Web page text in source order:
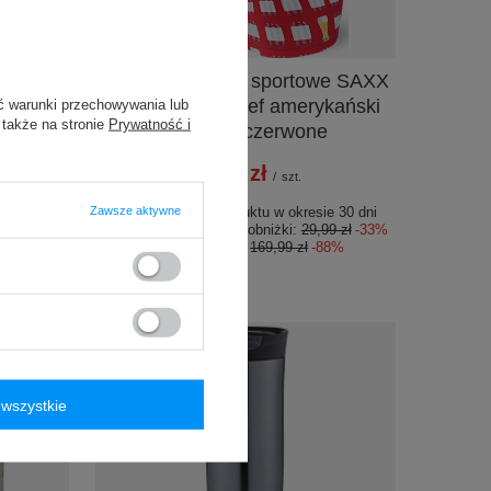
Bokserki męskie sportowe SAXX
VOLT Boxer Brief amerykański
pilsner – czerwone
19,99 zł / szt.
Najniższa cena produktu w okresie 30 dni
przed wprowadzeniem obniżki:29,99 zł -33%
Cena regularna:169,99 zł -88%
warunki przechowywania lub
na stronie Prywatność i
Zawsze aktywne